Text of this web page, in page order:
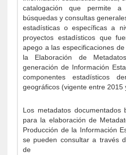
catalogación que permite a
búsquedas y consultas
estadísticas o específicas a
proyectos estadísticos que
apego a las especificaciones
la Elaboración de
generación de Información
componentes estadísticos
geográficos (vigente entre 2015
Los metadatos documentados
para la elaboración de
Producción de la Información
se pueden consultar a través
de